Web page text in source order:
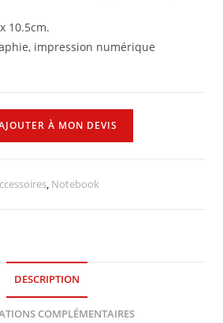
10.5cm.
impression numérique
À MON DEVIS
Notebook
DESCRIPTION
COMPLÉMENTAIRES